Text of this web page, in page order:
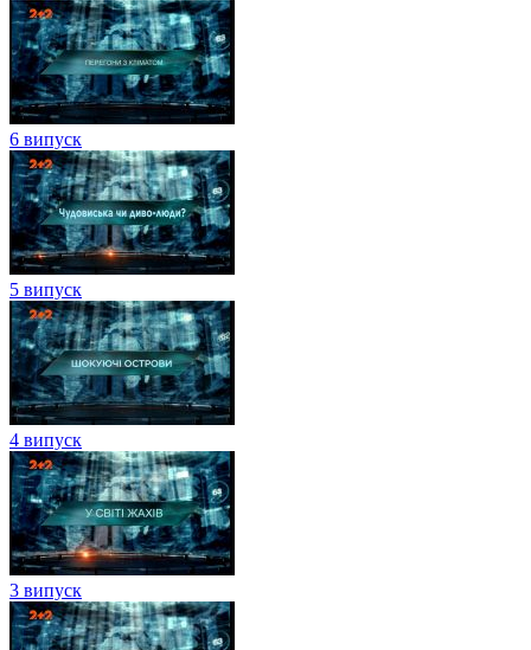
6 випуск
5 випуск
4 випуск
3 випуск